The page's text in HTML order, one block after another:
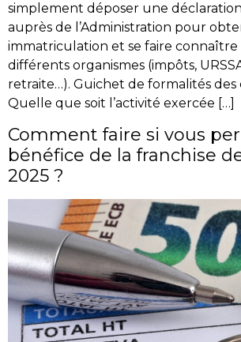
simplement déposer une déclaration
auprès de l’Administration pour
immatriculation et se faire connaître
différents organismes (impôts,
retraite…). Guichet de formalités des
Quelle que soit l’activité exercée […]
Comment faire si vous
bénéfice de la franchise
2025 ?